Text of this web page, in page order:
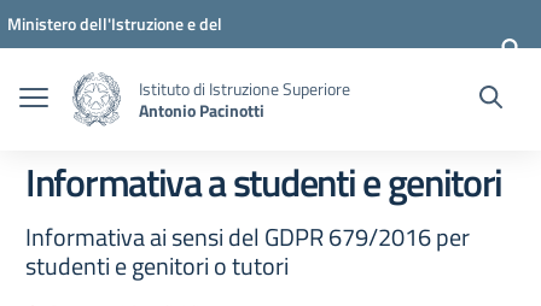
Vai ai contenuti
Vai al menu di navigazione
Vai al footer
Ministero dell'Istruzione e del
Istituto di Istruzione Superiore
Antonio Pacinotti
Informativa a studenti e genitori
Informativa ai sensi del GDPR 679/2016 per
studenti e genitori o tutori